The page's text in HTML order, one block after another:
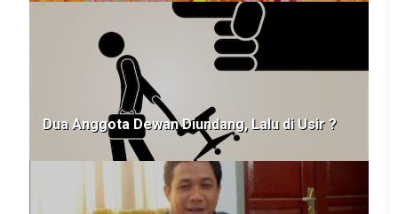
Dua Anggota Dewan Diundang, Lalu di Usir ?